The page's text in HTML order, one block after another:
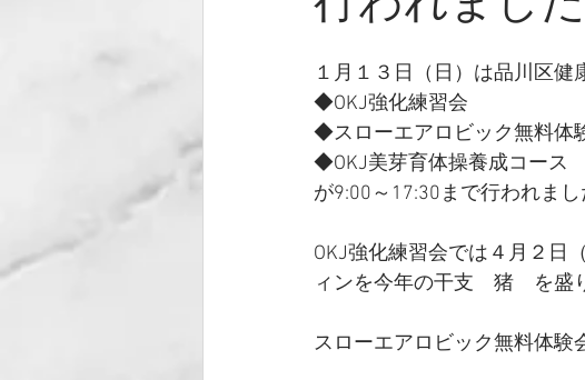
１月１３日（日）は品川区
◆OKJ強化練習会
◆スローエアロビック無料体
◆OKJ美芽育体操養成コース
が9:00～17:30まで行われまし
OKJ強化練習会では４月２日
ィンを今年の干支　猪　を盛
スローエアロビック無料体験